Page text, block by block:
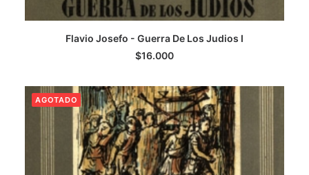
LEER MÁS
Flavio Josefo - Guerra De Los Judios I
$16.000
AGOTADO